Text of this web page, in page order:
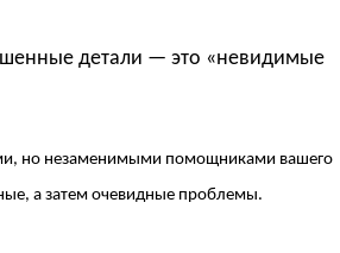
детали — это «невидимые
но незаменимыми помощниками вашего
а затем очевидные проблемы.